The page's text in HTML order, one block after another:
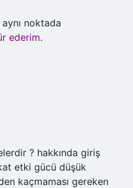
noktada
ederim.
? hakkında giriş
etki gücü düşük
kaçmaması gereken